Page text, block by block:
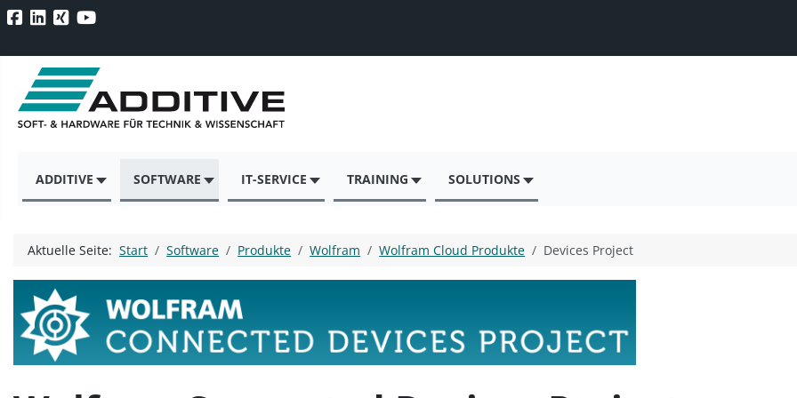
ADDITIVE SOFTWARE IT-SERVICE TRAINING SOLUTIONS
Aktuelle Seite:Start Software Produkte Wolfram Wolfram Cloud Produkte Devices Project